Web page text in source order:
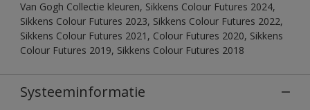
Van Gogh Collectie kleuren, Sikkens Colour Futures 2024,
Sikkens Colour Futures 2023, Sikkens Colour Futures 2022,
Sikkens Colour Futures 2021, Colour Futures 2020, Sikkens
Colour Futures 2019, Sikkens Colour Futures 2018
Systeeminformatie